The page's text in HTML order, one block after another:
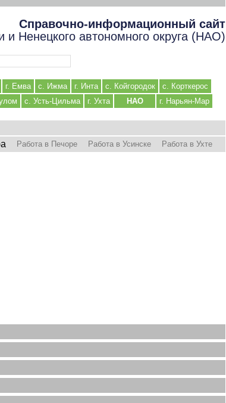
Справочно-информационный сайт
и Ненецкого автономного округа (НАО)
г. Емва с. Ижма г. Инта с. Койгородок
с. Корткерос
с. Усть-Цильма г. Ухта НАО г. Нарьян-Мар
Работа в Печоре Работа в Усинске Работа в Ухте